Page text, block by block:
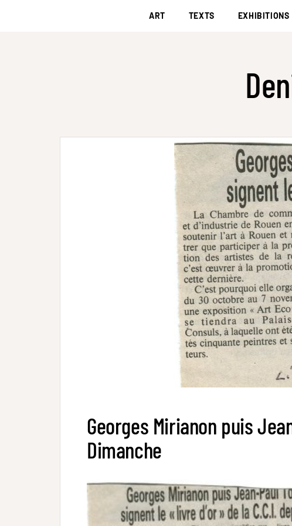
ART TEXTS EXHIBITIONS
Georges Mirianon puis
Dimanche